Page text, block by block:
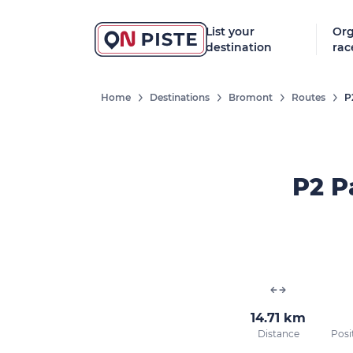
List your
destination
Home Destinations Bromont Routes
P2
14.71 km
Distance